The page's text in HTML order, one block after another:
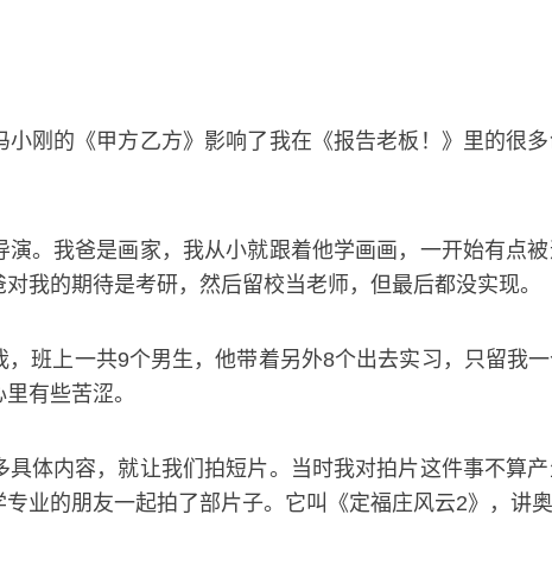
刚的《甲方乙方》影响了我在《报告老板！》里的很
。我爸是画家，我从小就跟着他学画画，一开始有点
我的期待是考研，然后留校当老师，但最后都没实现。
班上一共9个男生，他带着另外8个出去实习，只留我
有些苦涩。
体内容，就让我们拍短片。当时我对拍片这件事不算
业的朋友一起拍了部片子。它叫《定福庄风云2》，讲